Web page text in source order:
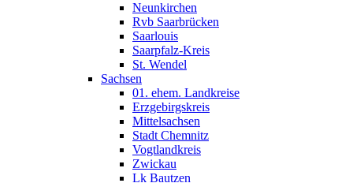
Neunkirchen
Rvb Saarbrücken
Saarlouis
Saarpfalz-Kreis
St. Wendel
Sachsen
01. ehem. Landkreise
Erzgebirgskreis
Mittelsachsen
Stadt Chemnitz
Vogtlandkreis
Zwickau
Lk Bautzen